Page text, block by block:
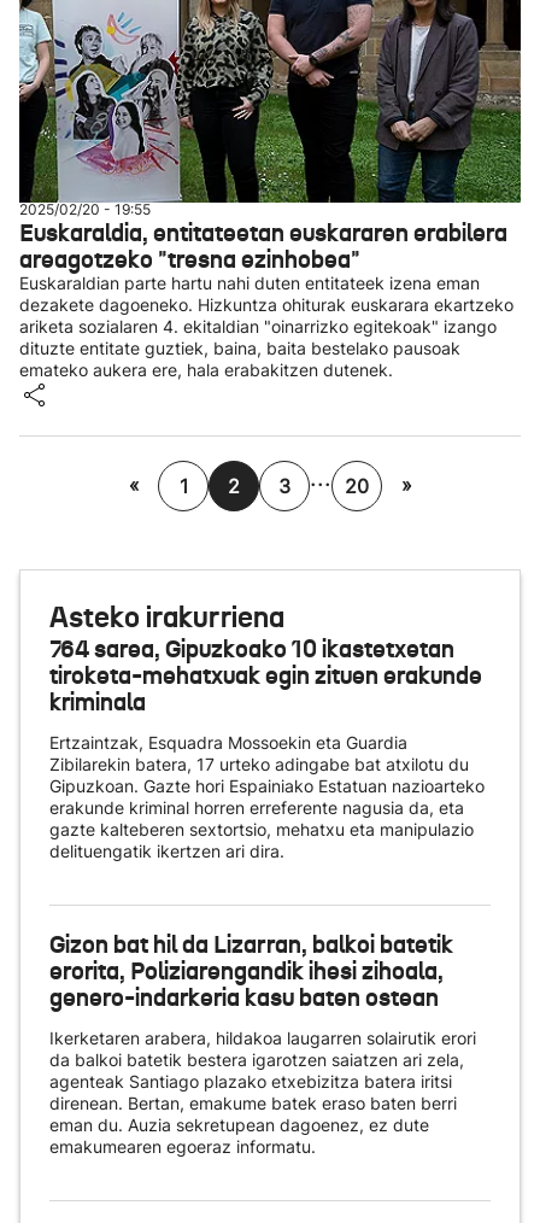
2025/02/20 - 19:55
Euskaraldia, entitateetan euskararen erabilera
areagotzeko "tresna ezinhobea"
Euskaraldian parte hartu nahi duten entitateek izena eman
dezakete dagoeneko. Hizkuntza ohiturak euskarara ekartzeko
ariketa sozialaren 4. ekitaldian "oinarrizko egitekoak" izango
dituzte entitate guztiek, baina, baita bestelako pausoak
emateko aukera ere, hala erabakitzen dutenek.
« 1 2 3 ... 20 »
Asteko irakurriena
764 sarea, Gipuzkoako 10 ikastetxetan
tiroketa-mehatxuak egin zituen erakunde
kriminala
Ertzaintzak, Esquadra Mossoekin eta Guardia
Zibilarekin batera, 17 urteko adingabe bat atxilotu du
Gipuzkoan. Gazte hori Espainiako Estatuan nazioarteko
erakunde kriminal horren erreferente nagusia da, eta
gazte kalteberen sextortsio, mehatxu eta manipulazio
delituengatik ikertzen ari dira.
Gizon bat hil da Lizarran, balkoi batetik
erorita, Poliziarengandik ihesi zihoala,
genero-indarkeria kasu baten ostean
Ikerketaren arabera, hildakoa laugarren solairutik erori
da balkoi batetik bestera igarotzen saiatzen ari zela,
agenteak Santiago plazako etxebizitza batera iritsi
direnean. Bertan, emakume batek eraso baten berri
eman du. Auzia sekretupean dagoenez, ez dute
emakumearen egoeraz informatu.